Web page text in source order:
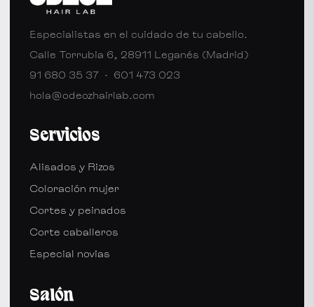
Especialistas en el cuidado de tu cabello.
Calle Torrubia 6, 28911 Leganés (Madrid)
91 680 35 37 · 601 473 023
hola@odeozhairlab.com
Servicios
Alisados y Rizos
Coloración mujer
Cortes y peinados
Corte caballeros
Especial novias
Salón